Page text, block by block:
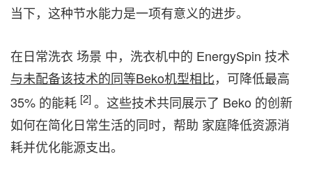
当下，这种节水能力是一项有意义的进步。
在日常洗衣 场景 中，洗衣机中的 EnergySpin 技术
与未配备该技术的同等Beko机型相比，可降低最高
35% 的能耗 [2]。这些技术共同展示了 Beko 的创新
如何在简化日常生活的同时，帮助 家庭降低资源消
耗并优化能源支出。